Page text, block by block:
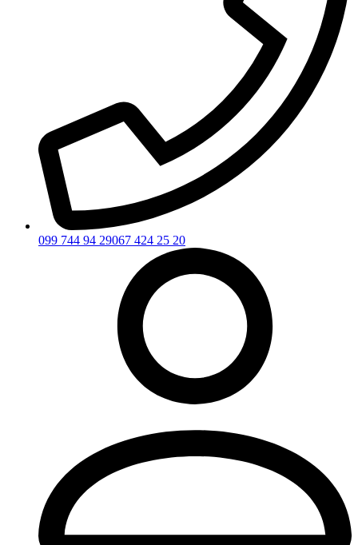
099 744 94 29067 424 25 20